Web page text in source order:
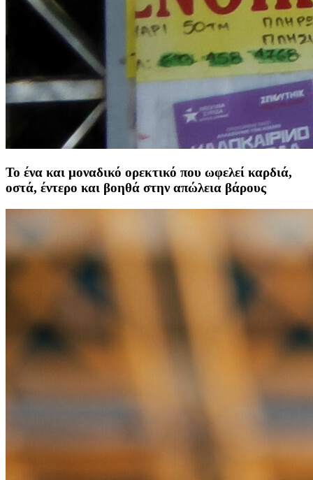
Το ένα και μοναδικό ορεκτικό που ωφελεί καρδιά,
οστά, έντερο και βοηθά στην απώλεια βάρους